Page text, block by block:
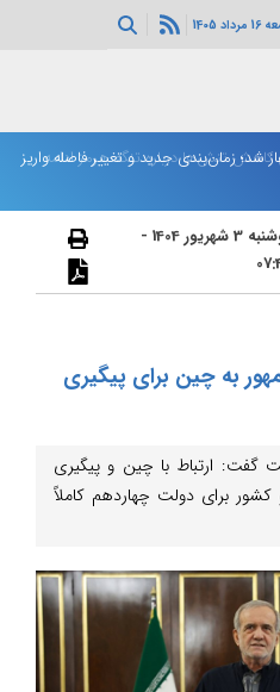
1405
کاهش تنش‌ها درباره تنگه هرمز ادامه
شد؛ زمان‌بندی جدید و تغییر فاصله واریز
دوشنبه 3 شهریور 1404 -
به چین برای پیگیری
گفت: ارتباط با چین و پیگیری
۲۵ ساله دو کشور برای دولت چهاردهم کاملاً